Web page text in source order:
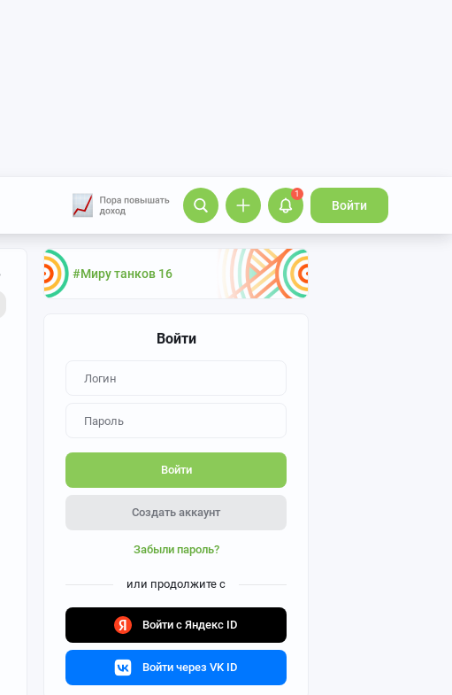
1
Войти
#Миру танков 16
Войти
Войти
Создать аккаунт
Забыли пароль?
или продолжите с
Войти с Яндекс ID
Войти через VK ID